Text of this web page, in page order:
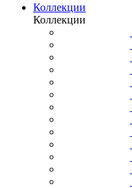
Коллекции
Коллекции